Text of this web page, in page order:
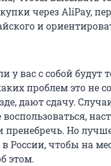
через AliPay,
и
у вас с собой будут
проблем это не
дают сдачу.
Но
России, чтобы на
этом.